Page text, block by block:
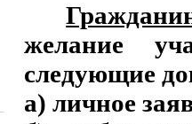
желание
следующие
а) личное